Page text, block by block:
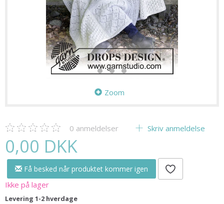
Zoom
0 anmeldelser Skriv anmeldelse
0,00 DKK
Få besked når produktet kommer igen
Ikke på lager
Levering 1-2 hverdage